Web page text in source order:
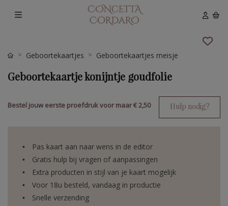
Geboortekaartjes Geboortekaartjes meisje
Geboortekaartje konijntje goudfolie
Bestel jouw eerste proefdruk voor maar€ 2,50 Hulp nodig?
Pas kaart aan naar wens in de editor
Gratis hulp bij vragen of aanpassingen
Extra producten in stijl van je kaart mogelijk
Voor 18u besteld, vandaag in productie
Snelle verzending